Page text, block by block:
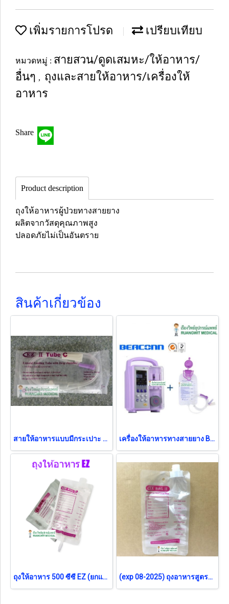
เพิ่มรายการโปรด เปรียบเทียบ
หมวดหมู่ : สายสวน/ดูดเสมหะ/ให้อาหาร/
อื่นๆ , ถุงและสายให้อาหาร/เครื่องให้
อาหาร
Share
Product description
ถุงให้อาหารผู้ป่วยทางสายยาง
ผลิตจากวัสดุคุณภาพสูง
ปลอดภัยไม่เป็นอันตราย
สินค้าเกี่ยวข้อง
สายให้อาหารแบบมีกระเปาะ EZ (ยกแพ็ค 50 ชิ้น) เครื่องให้อาหารทางสายยาง BEACONN รุ่น BN-700A (แถมถุงให้อาหาร 500ml 2 ถุง) (ส่งฟรี)
ถุงให้อาหาร 500 ซีซี EZ (ยกแพ็ค 50 ชิ้น) (exp 08-2025) ถุงอาหารสูตรดื่ม EZ 500mL (1 ใบ)